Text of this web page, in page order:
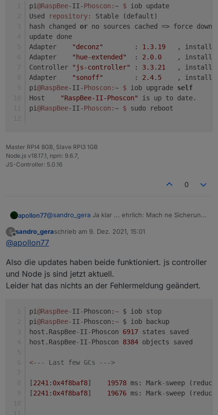
pi@RaspBee-II-Phoscon:~ $ iob update
Used
repository:
Stable (default)
hash changed or no sources cached => force
update done
Adapter
"deconz"
        :
1.3. 19
,
Adapter
"hue-extended"
  :
2.0. 0
,
Controller
"js-controller" : 3.3. 21
,
Adapter
"sonoff"
        :
2.4. 5
,
pi@RaspBee-II-Phoscon:~ $ iob upgrade self
Host
"RaspBee-II-Phoscon"
is up to date.
pi@RaspBee-II-Phoscon:~ $ sudo reboot
Master RPI4 8GB, Slave RPI3 1GB
Node.js v18.17.1, npm: 9.6.7,
JS-Controller: 5.0.16
0
apollon77@sandro_gera Ja klar ... ehrlich: Mach ne Sicherung
controller aktualisieren. Das ist quasi so gut wie ein
backup :-)
Wobei ich ehrlich eher bei Node.js aktualisieren bin.
Es gab einen anderen Fall der Auch ein memotry
nur mit Nodejs 12 auftrat. Grund: unbekannt.
S
Offline
sandro_geraschrieb am 9. Dez. 2021, 15:01
zuletzt editiert von
@apollon77
Also die updates haben beide funktioniert. js controller
und Node js sind jetzt aktuell.
Leider hat das nichts an der Fehlermeldung geändert.
pi@RaspBee-II-Phoscon:~ $ iob stop
pi@RaspBee-II-Phoscon:~ $ iob backup
host.RaspBee-II-Phoscon 6917 states saved
host.RaspBee-II-Phoscon 8384 objects saved
<--- Last few GCs --->
[2241 : 0x4f8baf8] 19578 ms: Mark-sweep
[2241 : 0x4f8baf8] 19676 ms: Mark-sweep